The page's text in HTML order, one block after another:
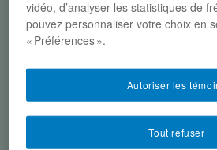
Parcourir :
vidéo, d’analyser les statistiques de
pouvez personnaliser votre choix en
« Préférences ».
Tout refuser
Autoriser les